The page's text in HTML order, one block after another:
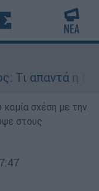
η ΕΛΑΣ
σχέση με την
στους